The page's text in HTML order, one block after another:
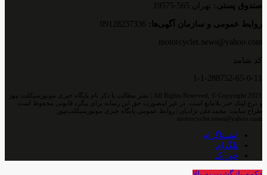
صندوق پستی: تهران 565-19575
روایط عمومی و سازمان آگهی‌ها:
motorcyclet.news@yahoo.com
کد شامد
1-1-288752-65-0-11
All Rights Reserved, © Copyright 2021 | نشر مطالب با ذکر نام پایگاه خبری موتورسیکلت نیوز
و درج لینک خبر بلامانع است. در غیر اینصورت حق این رسانه برای پیگرد قانونی محفوظ است
طراح سایت: محمدعلی نژادیان | روابط عمومی پایگاه خبری موتورسیکلت‌نیوز:
motorcyclet.news@yahoo.com
اینستاگرام
تلگرام
خوراک